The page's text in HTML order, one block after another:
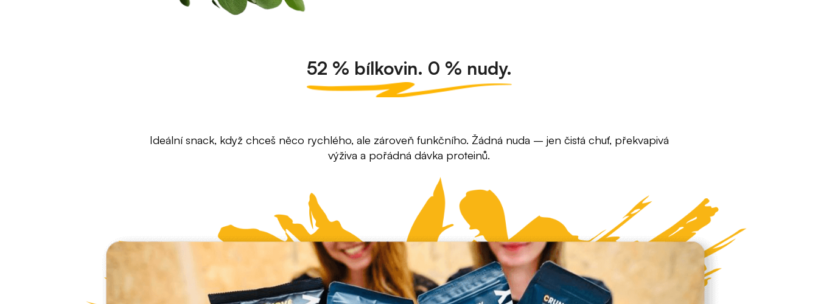
52 % bílkovin. 0 % nudy.
Ideální snack, když chceš něco rychlého, ale zároveň funkčního. Žádná nuda – jen čistá chuť, překvapivá
výživa a pořádná dávka proteinů.